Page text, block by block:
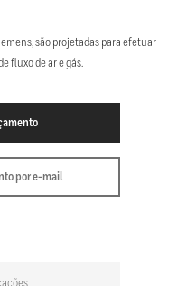
são projetadas para efetuar
fluxo de ar e gás.
por e-mail